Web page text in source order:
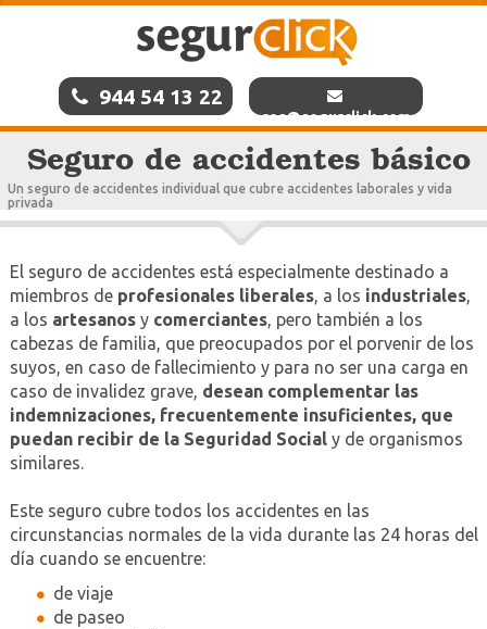
944 54 13 22
res@segurclick.com
Seguro de accidentes básico
Un seguro de accidentes individual que cubre accidentes laborales y vida
privada
El seguro de accidentes está especialmente destinado a
miembros de profesionales liberales, a los industriales,
a los artesanos y comerciantes, pero también a los
cabezas de familia, que preocupados por el porvenir de los
suyos, en caso de fallecimiento y para no ser una carga en
caso de invalidez grave, desean complementar las
indemnizaciones, frecuentemente insuficientes, que
puedan recibir de la Seguridad Social y de organismos
similares.
Este seguro cubre todos los accidentes en las
circunstancias normales de la vida durante las 24 horas del
día cuando se encuentre:
de viaje
de paseo